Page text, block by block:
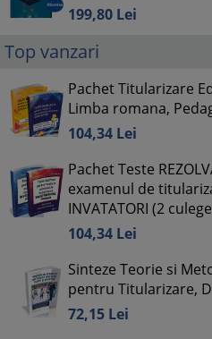
199,80 Lei
Top vanzari
Pachet Titularizare
Limba romana,
104,34 Lei
Pachet Teste
examenul de
INVATATORI (2
104,34 Lei
Sinteze Teorie si
pentru Titularizare,
72,15 Lei